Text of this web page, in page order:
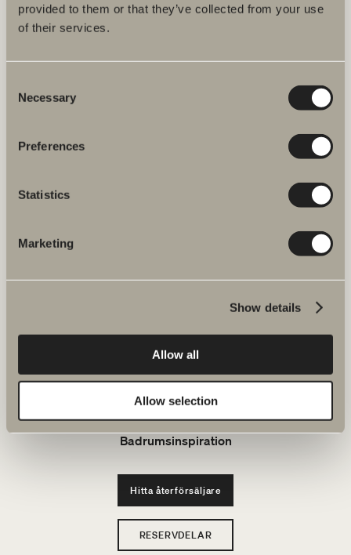
provided to them or that they’ve collected from your use
of their services.
Selection
Necessary
Preferences
Statistics
Marketing
Show details
Allow all
Allow selection
Svedbergs i Dalstorp AB
Verkstadsvägen 1
Svedbergs kundservice.
Hållbarhet
Badrumsinspiration
Hitta återförsäljare
RESERVDELAR